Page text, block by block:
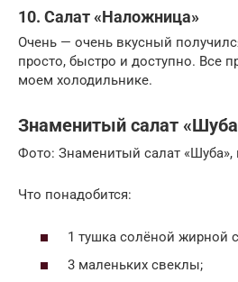
10. Салат «Наложница»
Очень — очень вкусный
просто, быстро и доступно. Все
моем холодильнике.
Знаменитый салат
Фото: Знаменитый салат
Что понадобится:
1 тушка солёной жирной
3 маленьких свеклы;